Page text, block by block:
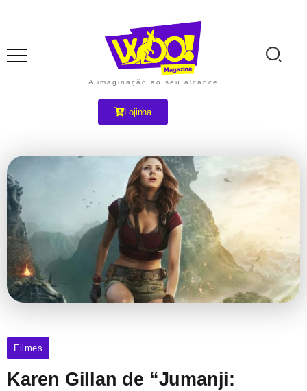
A imaginação ao seu alcance
Lojinha
Filmes
Karen Gillan de “Jumanji: